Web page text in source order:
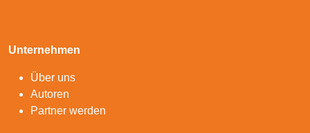
Unternehmen
Über uns
Autoren
Partner werden